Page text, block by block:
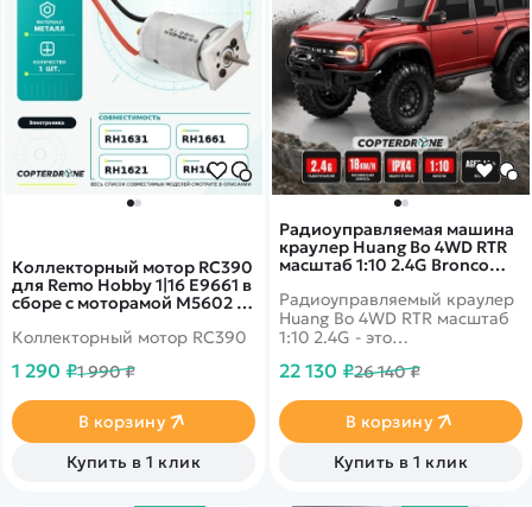
Коллекторный мотор RC390
для Remo Hobby 1|16 E9661 в
сборе с моторамой M5602 -
Коллекторный мотор RC390
1 290 ₽1 990 ₽
В корзину
Купить в 1 клик
Радиоуправляемая машина
краулер Huang Bo 4WD RTR
масштаб 1:10 2.4G Bronco
Радиоуправляемый краулер
Huang Bo 4WD RTR масштаб
1:10 2.4G - это
полноприводная машина
шестерня, коллекторный 550
электродвигатель, полное
пропорциональное
управления, аккумулятор 7,4
22 130 ₽26 140 ₽
В корзину
Купить в 1 клик